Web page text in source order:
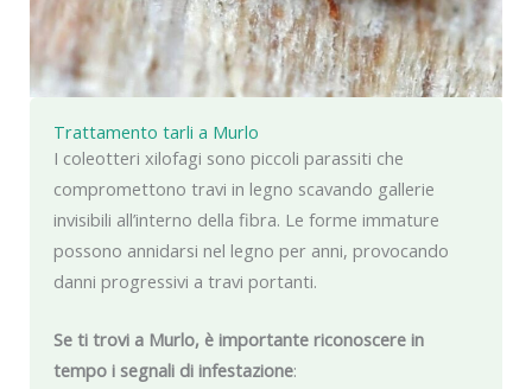
Trattamento tarli a Murlo
I coleotteri xilofagi sono piccoli parassiti che
compromettono travi in legno scavando gallerie
invisibili all’interno della fibra. Le forme immature
possono annidarsi nel legno per anni, provocando
danni progressivi a travi portanti.
Se ti trovi a Murlo, è importante riconoscere in
tempo i segnali di infestazione: